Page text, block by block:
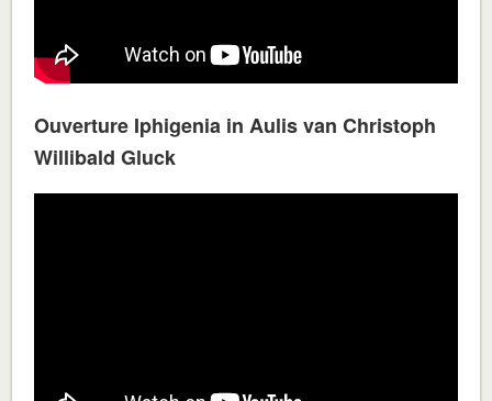
Ouverture Iphigenia in Aulis van Christoph
Willibald Gluck